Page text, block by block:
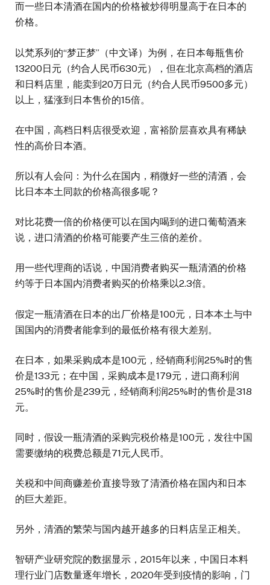
而一些日本清酒在国内的价格被炒得明显高于在日本的
价格。
以梵系列的“梦正梦”（中文译）为例，在日本每瓶售价
13200日元（约合人民币630元），但在北京高档的酒店
和日料店里，能卖到20万日元（约合人民币9500多元）
以上，猛涨到日本售价的15倍。
在中国，高档日料店很受欢迎，富裕阶层喜欢具有稀缺
性的高价日本酒。
所以有人会问：为什么在国内，稍微好一些的清酒，会
比日本本土同款的价格高很多呢？
对比花费一倍的价格便可以在国内喝到的进口葡萄酒来
说，进口清酒的价格可能要产生三倍的差价。
用一些代理商的话说，中国消费者购买一瓶清酒的价格
约等于日本国内消费者购买的价格乘以2.3倍。
假定一瓶清酒在日本的出厂价格是100元，日本本土与中
国国内的消费者能拿到的最低价格有很大差别。
在日本，如果采购成本是100元，经销商利润25%时的售
价是133元；在中国，采购成本是179元，进口商利润
25%时的售价是239元，经销商利润25%时的售价是318
元。
同时，假设一瓶清酒的采购完税价格是100元，发往中国
需要缴纳的税费总额是71元人民币。
关税和中间商赚差价直接导致了清酒价格在国内和日本
的巨大差距。
另外，清酒的繁荣与国内越开越多的日料店呈正相关。
智研产业研究院的数据显示，2015年以来，中国日本料
理行业门店数量逐年增长，2020年受到疫情的影响，门